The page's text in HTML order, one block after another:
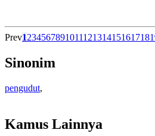
Prev123456789101112131415161718
Sinonim
pengudut,
Kamus Lainnya